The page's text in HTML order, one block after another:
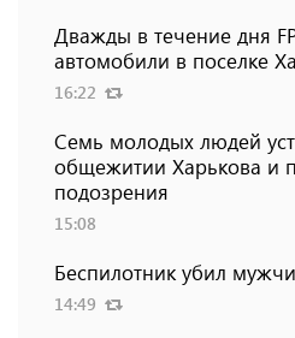
Дважды в течение дня
автомобили в поселке
16:22
Семь молодых людей
общежитии Харькова и
подозрения
15:08
Беспилотник убил
14:49